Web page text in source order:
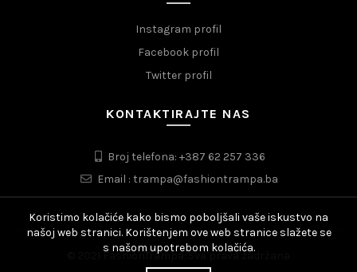
Instagram profil
Facebook profil
Twitter profil
KONTAKTIRAJTE NAS
Broj telefona: +387 62 257 336
Email : trampa@fashiontrampa.ba
© 2021 FashionTrampa. Sva prava zadržana
Koristimo kolačiće kako bismo poboljšali vaše iskustvo na
našoj web stranici. Korištenjem ove web stranice slažete se
s našom upotrebom kolačića.